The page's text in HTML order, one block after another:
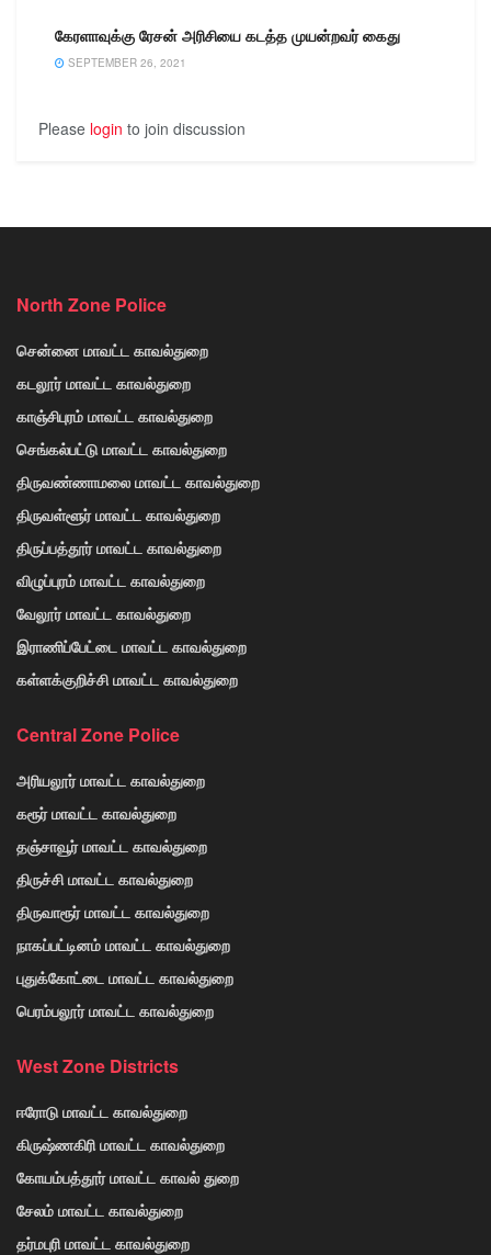
கேரளாவுக்கு ரேசன் அரிசியை கடத்த முயன்றவர் கைது
SEPTEMBER 26, 2021
Please login to join discussion
North Zone Police
சென்னை மாவட்ட காவல்துறை
கடலூர் மாவட்ட காவல்துறை
காஞ்சிபுரம் மாவட்ட காவல்துறை
செங்கல்பட்டு மாவட்ட காவல்துறை
திருவண்ணாமலை மாவட்ட காவல்துறை
திருவள்ளூர் மாவட்ட காவல்துறை
திருப்பத்தூர் மாவட்ட காவல்துறை
விழுப்புரம் மாவட்ட காவல்துறை
வேலூர் மாவட்ட காவல்துறை
இராணிப்பேட்டை மாவட்ட காவல்துறை
கள்ளக்குறிச்சி மாவட்ட காவல்துறை
Central Zone Police
அரியலூர் மாவட்ட காவல்துறை
கரூர் மாவட்ட காவல்துறை
தஞ்சாவூர் மாவட்ட காவல்துறை
திருச்சி மாவட்ட காவல்துறை
திருவாரூர் மாவட்ட காவல்துறை
நாகப்பட்டினம் மாவட்ட காவல்துறை
புதுக்கோட்டை மாவட்ட காவல்துறை
பெரம்பலூர் மாவட்ட காவல்துறை
West Zone Districts
ஈரோடு மாவட்ட காவல்துறை
கிருஷ்ணகிரி மாவட்ட காவல்துறை
கோயம்பத்தூர் மாவட்ட காவல் துறை
சேலம் மாவட்ட காவல்துறை
தர்மபுரி மாவட்ட காவல்துறை